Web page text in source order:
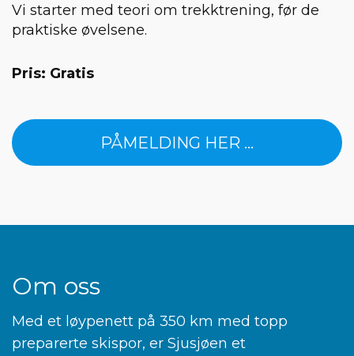
Vi starter med teori om trekktrening, før de
praktiske øvelsene.
Pris: Gratis
PÅMELDING HER ...
Om oss
Med et løypenett på 350 km med topp
preparerte skispor, er Sjusjøen et